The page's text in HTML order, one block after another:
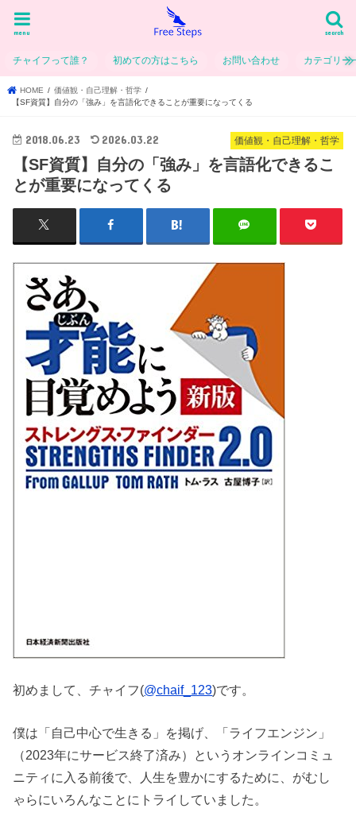
search
menu
チャイフって誰？ 初めての方はこちら お問い合わせ カテゴリー
HOME
価値観・自己理解・哲学
【SF資質】自分の「強み」を言語化できることが重要になってくる
価値観・自己理解・哲学
2018.06.23 2026.03.22
【SF資質】自分の「強み」を言語化できるこ
とが重要になってくる
初めまして、チャイフ(@chaif_123)です。
僕は「自己中心で生きる」を掲げ、「ライフエンジン」
（2023年にサービス終了済み）というオンラインコミュ
ニティに入る前後で、人生を豊かにするために、がむし
ゃらにいろんなことにトライしていました。